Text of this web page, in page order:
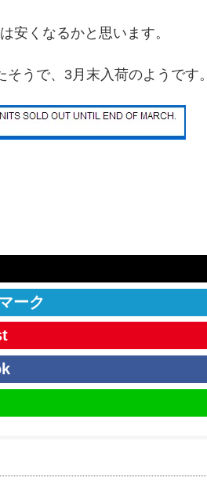
安くなるかと思います。
うで、3月末入荷のようです。
ーク